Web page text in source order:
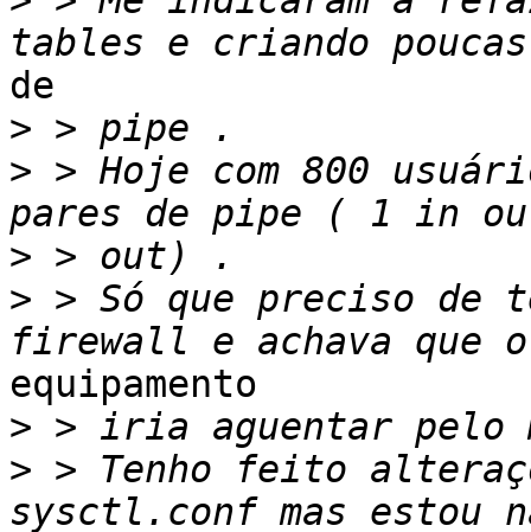
de
>
> > Hoje com 800
>
> > Só que preciso de
equipamento
>
> > Tenho feito